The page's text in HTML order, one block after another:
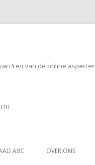
van de online
ABC OVER ONS